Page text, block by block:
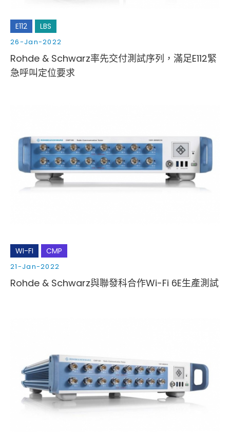
E112 LBS
26-Jan-2022
Rohde & Schwarz率先交付測試序列，滿足E112緊
急呼叫定位要求
WI-FI CMP
21-Jan-2022
Rohde & Schwarz與聯發科合作Wi-Fi 6E生產測試